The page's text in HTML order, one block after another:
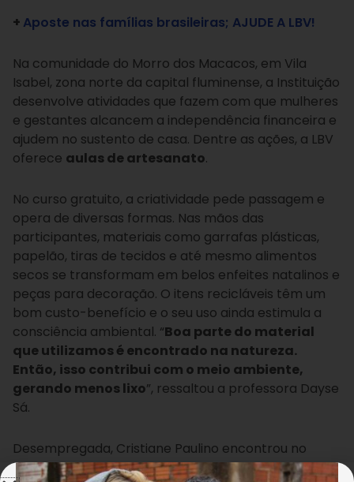
+ Aposte nas famílias brasileiras; AJUDE A LBV!
Na comunidade do Morro dos Macacos, em Vila
Isabel, zona norte da capital fluminense, a Instituição
desenvolve atividades que fazem com que mulheres
e gestantes alcancem a independência financeira e
ajudem no sustento de casa. Dentre as ações, a LBV
oferece aulas de artesanato.
No curso gratuito, a criatividade pede passagem e
opera de diversas formas. Nas mãos das
participantes, materiais como garrafas plásticas,
papelão, tiras de tecidos e até mesmo alimentos
secos se transformam em belos enfeites natalinos e
peças para decoração. O itens recicláveis têm um
bom custo-benefício e o seu uso ainda estimula a
consciência ambiental. “Boa parte do material
que utilizamos é encontrado na natureza.
Então, isso contribui com o meio ambiente,
gerando menos lixo”, ressaltou a professora Dayse
Sá.
Desempregada, Cristiane Paulino encontrou no
artesanato uma forma criativa de aumentar a renda